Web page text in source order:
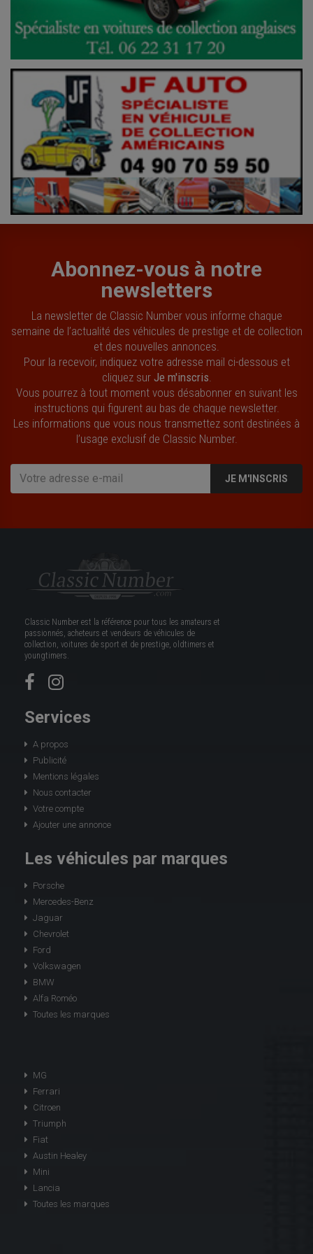
Abonnez-vous à notre
newsletters
La newsletter de Classic Number vous informe chaque
semaine de l’actualité des véhicules de prestige et de collection
et des nouvelles annonces.
Pour la recevoir, indiquez votre adresse mail ci-dessous et
cliquez sur Je m'inscris
Vous pourrez à tout moment vous désabonner en suivant les
instructions qui figurent au bas de chaque newsletter.
Les informations que vous nous transmettez sont destinées à
l’usage exclusif de Classic Number.
JE M'INSCRIS
Classic Number est la référence pour tous les amateurs et
passionnés, acheteurs et vendeurs de véhicules de
collection, voitures de sport et de prestige, oldtimers et
youngtimers.
Services
A propos
Publicité
Mentions légales
Nous contacter
Votre compte
Ajouter une annonce
Les véhicules par marques
Porsche
Mercedes-Benz
Jaguar
Chevrolet
Ford
Volkswagen
BMW
Alfa Roméo
Toutes les marques
MG
Ferrari
Citroen
Triumph
Fiat
Austin Healey
Mini
Lancia
Toutes les marques